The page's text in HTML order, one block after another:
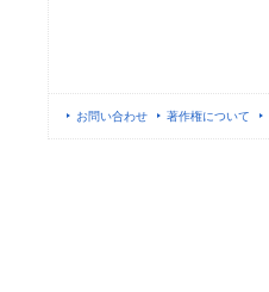
お問い合わせ 著作権について